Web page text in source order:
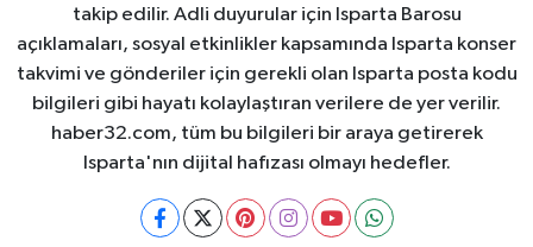
takip edilir. Adli duyurular için Isparta Barosu
açıklamaları, sosyal etkinlikler kapsamında Isparta konser
takvimi ve gönderiler için gerekli olan Isparta posta kodu
bilgileri gibi hayatı kolaylaştıran verilere de yer verilir.
haber32.com, tüm bu bilgileri bir araya getirerek
Isparta'nın dijital hafızası olmayı hedefler.